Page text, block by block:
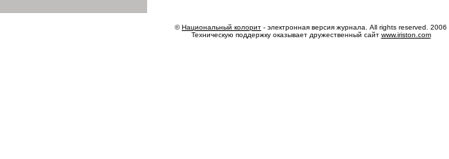
©Национальный колорит - электронная версия журнала. All rights reserved. 2006
Техническую поддержку оказывает дружественный сайт www.iriston.com